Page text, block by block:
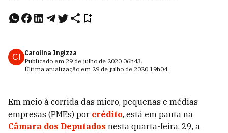
CI
Carolina Ingizza
Publicado em 29 de julho de 2020 06h43.
Última atualização em 29 de julho de 2020 19h04.
Em meio à corrida das micro, pequenas e médias
empresas (PMEs) por crédito, está em pauta na
Câmara dos Deputados nesta quarta-feira, 29, a